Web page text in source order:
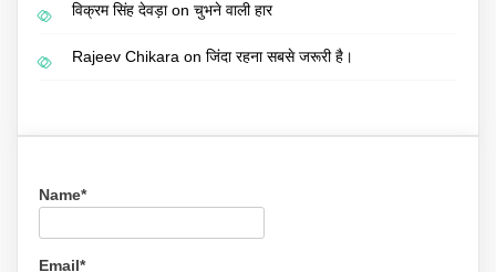
विक्रम सिंह देवड़ाon चुभने वाली हार
Rajeev Chikara on जिंदा रहना सबसे जरूरी है।
Name*
Email*